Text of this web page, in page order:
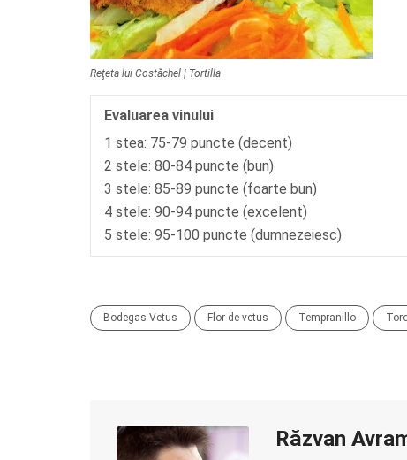
Reţeta lui Costăchel | Tortilla
Evaluarea vinului
1 stea: 75-79 puncte (decent)
2 stele: 80-84 puncte (bun)
3 stele: 85-89 puncte (foarte bun)
4 stele: 90-94 puncte (excelent)
5 stele: 95-100 puncte (dumnezeiesc)
Bodegas Vetus Flor de vetus Tempranillo
Răzvan